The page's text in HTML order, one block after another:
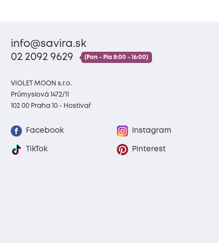
info@savira.sk
02 2092 9629
(Pon - Pia 8:00 - 16:00)
VIOLET MOON s.r.o.
Průmyslová 1472/11
102 00 Praha 10 - Hostivař
Facebook Instagram
TikTok Pinterest